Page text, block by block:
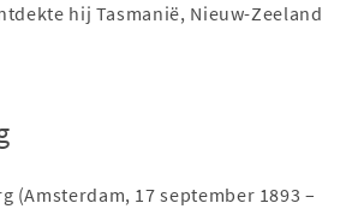
hij Tasmanië, Nieuw-Zeeland
(Amsterdam, 17 september 1893 –